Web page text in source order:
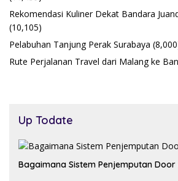
Rekomendasi Kuliner Dekat Bandara
(10,105)
Pelabuhan Tanjung Perak Surabaya
Rute Perjalanan Travel dari Malang ke
Up Todate
Bagaimana Sistem Penjemputan